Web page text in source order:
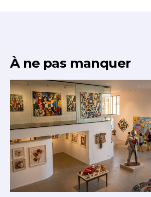
À ne pas manquer